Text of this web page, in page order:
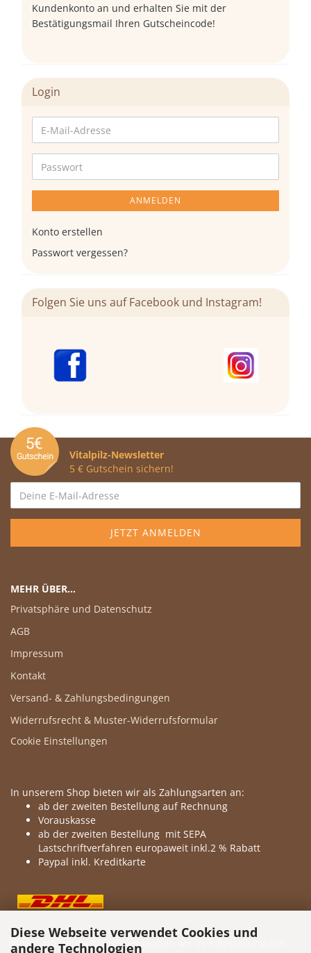
Diese Webseite verwendet Cookies und
andere Technologien
Kundenkonto an und erhalten Sie mit der
Bestätigungsmail Ihren Gutscheincode!
Login
E-
Mail-
Adresse
Passwort
ANMELDEN
Konto erstellen
Passwort vergessen?
Folgen Sie uns auf Facebook und Instagram!
Vitalpilz-Newsletter
5 € Gutschein sichern!
MEHR ÜBER...
Privatsphäre und Datenschutz
AGB
Impressum
Kontakt
Versand- & Zahlungsbedingungen
Widerrufsrecht & Muster-Widerrufsformular
Cookie Einstellungen
In unserem Shop bieten wir als Zahlungsarten an:
ab der zweiten Bestellung auf Rechnung
Vorauskasse
ab der zweiten Bestellung mit SEPA
Lastschriftverfahren europaweit inkl.2 % Rabatt
Paypal inkl. Kreditkarte
Innerhalb Deutschlands versenden wir Ihre Bestellung mit